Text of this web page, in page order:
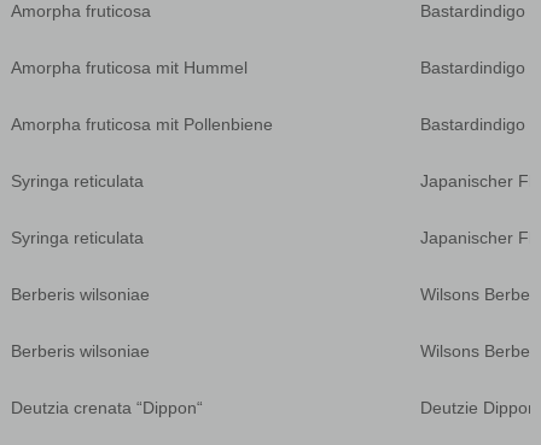
Amorpha fruticosa Bastardindigo
Amorpha fruticosa mit Hummel Bastardindigo
Amorpha fruticosa mit Pollenbiene Bastardindigo
Syringa reticulata Japanischer
Syringa reticulata Japanischer
Berberis wilsoniae Wilsons
Berberis wilsoniae Wilsons
Deutzia crenata “Dippon“ Deutzie Dippon